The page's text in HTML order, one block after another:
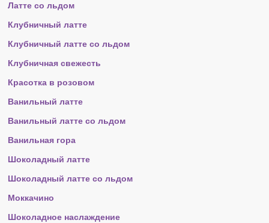
Латте со льдом
Клубничный латте
Клубничный латте со льдом
Клубничная свежесть
Красотка в розовом
Ванильный латте
Ванильный латте со льдом
Ванильная гора
Шоколадный латте
Шоколадный латте со льдом
Моккачино
Шоколадное наслаждение